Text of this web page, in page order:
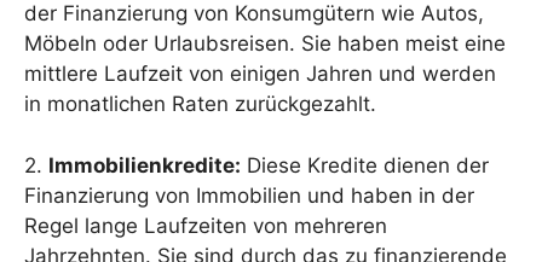
der Finanzierung von Konsumgütern wie Autos,
Möbeln oder Urlaubsreisen. Sie haben meist eine
mittlere Laufzeit von einigen Jahren und werden
in monatlichen Raten zurückgezahlt.
2. Immobilienkredite: Diese Kredite dienen der
Finanzierung von Immobilien und haben in der
Regel lange Laufzeiten von mehreren
Jahrzehnten. Sie sind durch das zu finanzierende